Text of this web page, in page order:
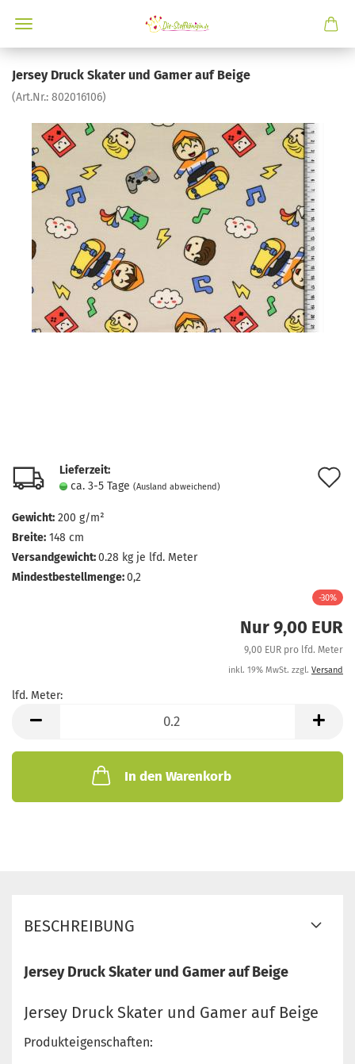
Jersey Druck Skater und Gamer auf Beige
(Art.Nr.: 802016106)
Lieferzeit:
ca. 3-5 Tage (Ausland abweichend)
Gewicht: 200 g/m²
Breite: 148 cm
Versandgewicht:0.28 kg je lfd. Meter
Mindestbestellmenge:0,2
-30%
Nur 9,00 EUR
9,00 EUR pro lfd. Meter
inkl. 19% MwSt. zzgl. Versand
lfd. Meter:
Meter
In den Warenkorb
BESCHREIBUNG
Jersey Druck Skater und Gamer auf Beige
Jersey Druck Skater und Gamer auf Beige
Produkteigenschaften: